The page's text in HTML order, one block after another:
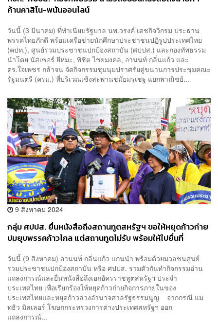
ค้านคาสิโน-พนันออนไลน์
วันนี้ (3 มีนาคม) ที่ทำเนียบรัฐบาล นพ.วรงค์ เดชกิจวิกรม ประธาน
พรรคไทยภักดี พร้อมเครือข่ายนักศึกษาประชาชนปฏิรูปประเทศไทย
(คปท.), ศูนย์รวมประชาชนปกป้องสถาบัน (ศปปส.) และกองทัพธรรม
นำโดย นัสเซอร์ ยีหมะ, พิชิต ไชยมงคล, อานนท์ กลิ่นแก้ว และ
ดร.ใจเพชร กล้าจน จัดกิจกรรมชุมนุมปราศรัยคู่ขนานการประชุมคณะ
รัฐมนตรี (ครม.) ที่บริเวณเชิงสะพานชมัยมรุเชฐ แยกพาณิชย์...
9 สิงหาคม 2024
กลุ่ม ศปปส. ยื่นหนังสือถึงสถานทูตสหรัฐฯ ขอให้หยุดก้าวก่าย
ปมยุบพรรคก้าวไกล แต่สถานทูตไม่รับ พร้อมให้ไปยื่นที่
วันนี้ (9 สิงหาคม) อานนท์ กลิ่นแก้ว แกนนำ พร้อมด้วยมวลชนศูนย์
รวมประชาชนปกป้องสถาบัน หรือ ศปปส. รวมตัวกันทำกิจกรรมอ่าน
แถลงการณ์และยื่นหนังสือถึงเอกอัครราชทูตสหรัฐฯ ประจำ
ประเทศไทย เพื่อเรียกร้องให้หยุดก้าวก่ายกิจการภายในของ
ประเทศไทยและหยุดก้าวล่วงอำนาจศาลรัฐธรรมนูญ จากกรณี แม
ทธิว มิลเลอร์ โฆษกกระทรวงการต่างประเทศสหรัฐฯ ออก
แถลงการณ์...